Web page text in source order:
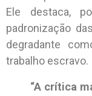
Ele destaca,
padronização
degradante
trabalho escravo.
“A crítica